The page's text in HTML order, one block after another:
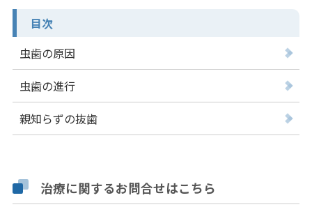
目次
虫歯の原因
虫歯の進行
親知らずの抜歯
治療に関するお問合せはこちら